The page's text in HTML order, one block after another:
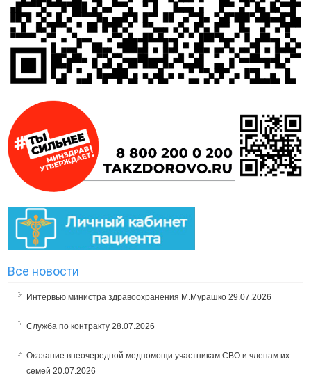
Все новости
Интервью министра здравоохранения М.Мурашко 29.07.2026
Служба по контракту 28.07.2026
Оказание внеочередной медпомощи участникам СВО и членам их
семей 20.07.2026